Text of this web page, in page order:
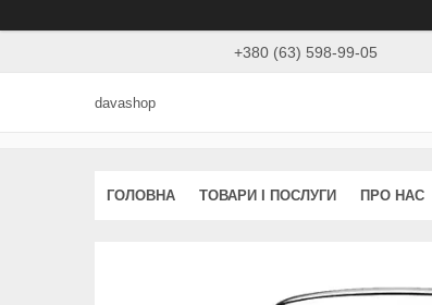
+380 (63) 598-99-05
davashop
ГОЛОВНА ТОВАРИ І ПОСЛУГИ ПРО НАС